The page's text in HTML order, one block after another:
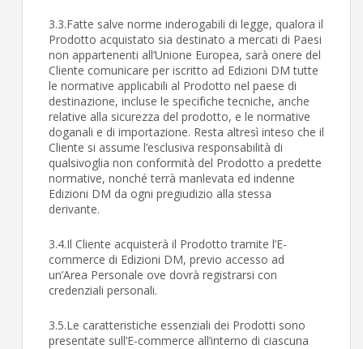
3.3.Fatte salve norme inderogabili di legge, qualora il
Prodotto acquistato sia destinato a mercati di Paesi
non appartenenti all’Unione Europea, sarà onere del
Cliente comunicare per iscritto ad Edizioni DM tutte
le normative applicabili al Prodotto nel paese di
destinazione, incluse le specifiche tecniche, anche
relative alla sicurezza del prodotto, e le normative
doganali e di importazione. Resta altresì inteso che il
Cliente si assume l’esclusiva responsabilità di
qualsivoglia non conformità del Prodotto a predette
normative, nonché terrà manlevata ed indenne
Edizioni DM da ogni pregiudizio alla stessa
derivante.
3.4.Il Cliente acquisterà il Prodotto tramite l’E-
commerce di Edizioni DM, previo accesso ad
un’Area Personale ove dovrà registrarsi con
credenziali personali.
3.5.Le caratteristiche essenziali dei Prodotti sono
presentate sull’E-commerce all’interno di ciascuna